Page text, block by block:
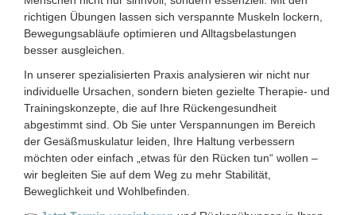
richtigen Übungen lassen sich verspannte Muskeln lockern,
Bewegungsabläufe optimieren und Alltagsbelastungen
besser ausgleichen.
In unserer spezialisierten Praxis analysieren wir nicht nur
individuelle Ursachen, sondern bieten gezielte Therapie- und
Trainingskonzepte, die auf Ihre Rückengesundheit
abgestimmt sind. Ob Sie unter Verspannungen im Bereich
der Gesäßmuskulatur leiden, Ihre Haltung verbessern
möchten oder einfach „etwas für den Rücken tun“ wollen –
wir begleiten Sie auf dem Weg zu mehr Stabilität,
Beweglichkeit und Wohlbefinden.